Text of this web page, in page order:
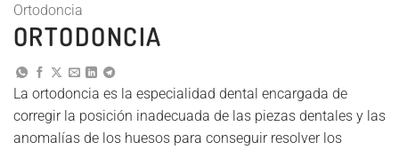
Ortodoncia
ORTODONCIA
La ortodoncia es la especialidad dental encargada de
corregir la posición inadecuada de las piezas dentales y las
anomalías de los huesos para conseguir resolver los